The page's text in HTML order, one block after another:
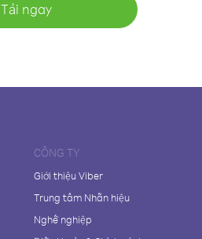
Tải ngay
CÔNG TY
Giới thiệu Viber
Trung tâm Nhãn hiệu
Nghề nghiệp